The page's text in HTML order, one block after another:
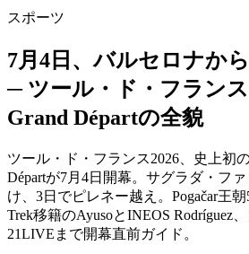
スポーツ
7月4日、バルセロナか
─ ツール・ド・フランス
Grand Départの全貌
ツール・ド・フランス2026、史上初
Départが7月4日開幕。サグラダ・フ
け、3日でピレネー越え。Pogačar王
Trek移籍のAyusoとINEOS Rodríguez
21LIVEまで開幕直前ガイド。